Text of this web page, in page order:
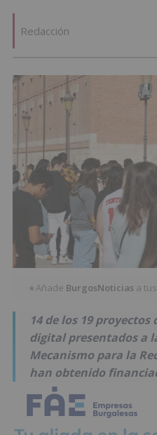
Redacción
★Añade BurgosNoticias a
14 de los 19
digital presentados a
Mecanismo para la
han obtenido